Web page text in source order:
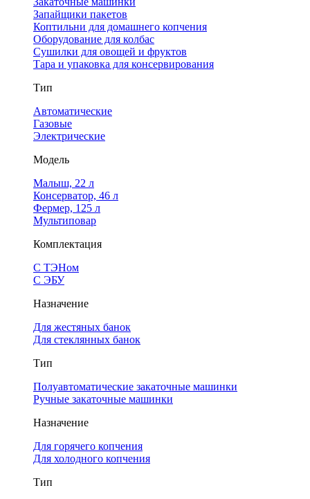
Запайщики пакетов
Коптильни для домашнего копчения
Оборудование для колбас
Сушилки для овощей и фруктов
Тара и упаковка для консервирования
Тип
Автоматические
Газовые
Электрические
Модель
Малыш, 22 л
Консерватор, 46 л
Фермер, 125 л
Мультиповар
Комплектация
С ТЭНом
С ЭБУ
Назначение
Для жестяных банок
Для стеклянных банок
Тип
Полуавтоматические закаточные машинки
Ручные закаточные машинки
Назначение
Для горячего копчения
Для холодного копчения
Тип